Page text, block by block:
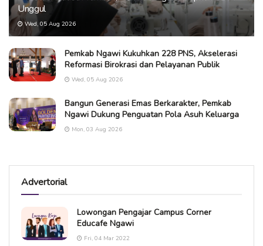
Unggul
Wed, 05 Aug 2026
Pemkab Ngawi Kukuhkan 228 PNS, Akselerasi
Reformasi Birokrasi dan Pelayanan Publik
Wed, 05 Aug 2026
Bangun Generasi Emas Berkarakter, Pemkab
Ngawi Dukung Penguatan Pola Asuh Keluarga
Mon, 03 Aug 2026
Advertorial
Lowongan Pengajar Campus Corner
Educafe Ngawi
Fri, 04 Mar 2022